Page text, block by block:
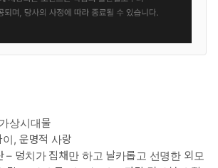
상시대물
, 운명적 사랑
– 덩치가 집채만 하고 날카롭고 선명한 외모